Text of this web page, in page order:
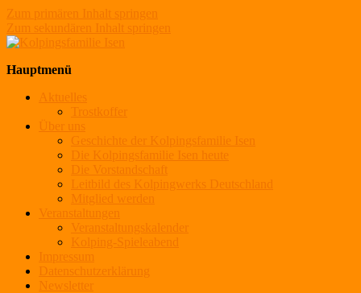
Zum primären Inhalt springen
Zum sekundären Inhalt springen
Hauptmenü
Aktuelles
Trostkoffer
Über uns
Geschichte der Kolpingsfamilie Isen
Die Kolpingsfamilie Isen heute
Die Vorstandschaft
Leitbild des Kolpingwerks Deutschland
Mitglied werden
Veranstaltungen
Veranstaltungskalender
Kolping-Spieleabend
Impressum
Datenschutzerklärung
Newsletter